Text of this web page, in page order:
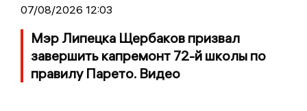
07/08/2026 12:03
Мэр Липецка Щербаков призвал
завершить капремонт 72-й школы по
правилу Парето. Видео